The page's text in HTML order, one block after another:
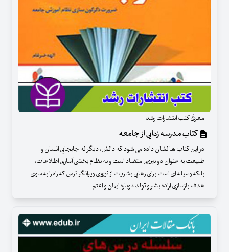
معرفی کتب انتشارات رشد
کتاب مدرسه زدایی از جامعه
در این کتاب ها نشان داده می شود که دانش، دیگر نه جابجایی انسان و
طبیعت به عنوان دو نیروی متضاد است و نه نظام بخشی آماری اطلاعات،
بلکه وسیله ای است برای رهایی بشریت از نیروی ویرانگر ترس که راه را به سوی
هدف بازسازی اراده بشر و تولد دوباره ایمان و اعتم